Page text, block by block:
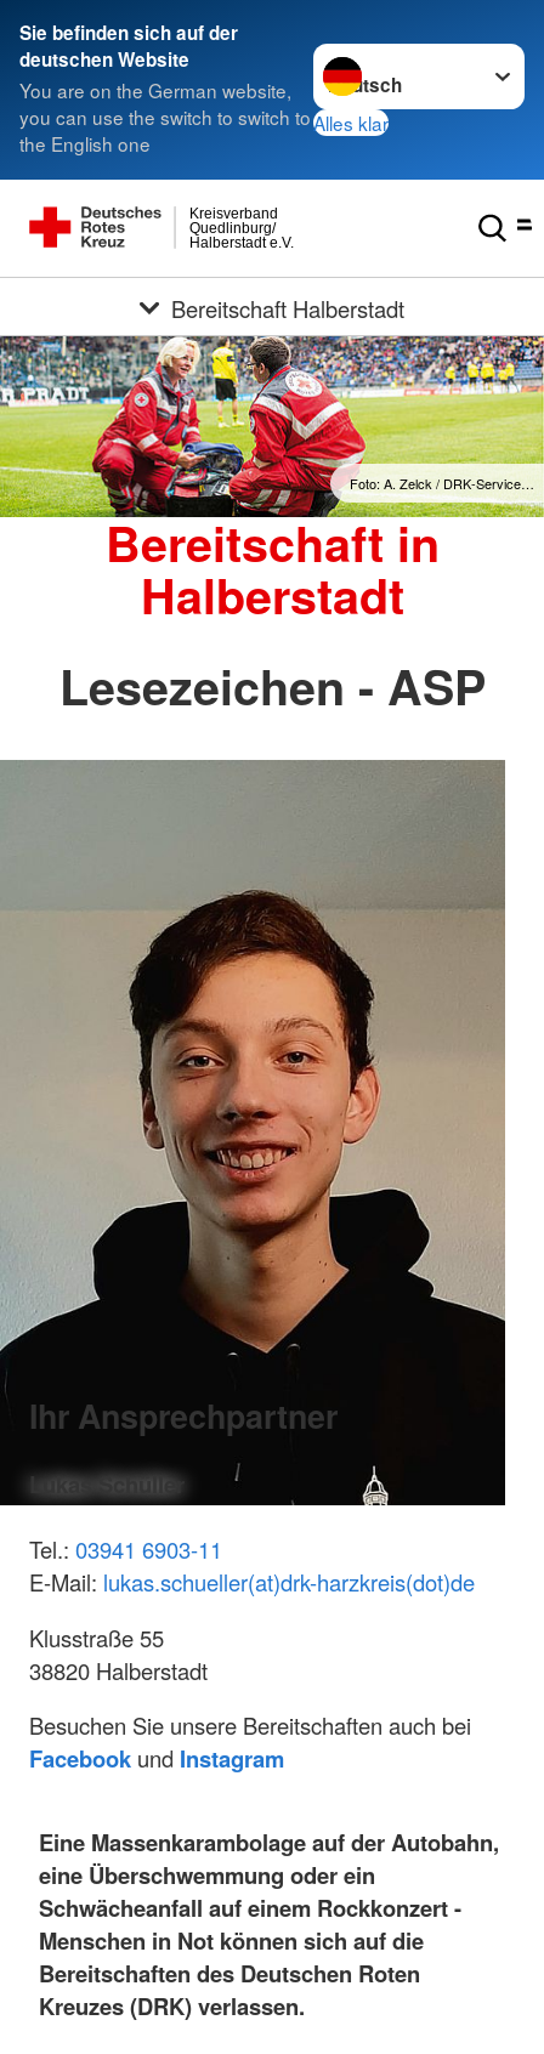
Sie befinden sich auf der
deutschen Website
You are on the German website,
you can use the switch to switch to
the English one
Sprache wechseln zu
Alles klar
Halberstadt e.V.
Quedlinburg/
Kreisverband
Bereitschaft Halberstadt
Foto: A. Zelck / DRK-Service…
Bereitschaft in
Halberstadt
Lesezeichen - ASP
Ihr Ansprechpartner
Lukas Schüller
Tel.: 03941 6903-11
E-Mail: lukas.schueller(at)drk-harzkreis(dot)de
Klusstraße 55
38820 Halberstadt
Besuchen Sie unsere Bereitschaften auch bei
Facebook und Instagram
Eine Massenkarambolage auf der Autobahn,
eine Überschwemmung oder ein
Schwächeanfall auf einem Rockkonzert-
Menschen in Not können sich auf die
Bereitschaften des Deutschen Roten
Kreuzes (DRK) verlassen.